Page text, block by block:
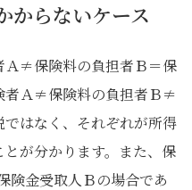
からないケース
Ａ≠保険料の負担者Ｂ＝保
者Ａ≠保険料の負担者Ｂ≠
はなく、それぞれが所得
が分かります。また、保
険金受取人Ｂの場合であ